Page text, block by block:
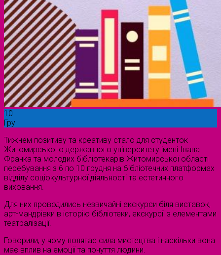
10
Гру
Тижнем позитиву та креативу стало для студенток
Житомирського державного університету імені Івана
Франка та молодих бібліотекарів Житомирської області
перебування з 6 по 10 грудня на бібліотечних платформах
відділу соціокультурної діяльності та естетичного
виховання.
Для них проводились незвичайні екскурси біля виставок,
арт-мандрівки в історію бібліотеки, екскурсії з елементами
театралізації.
Говорили, у чому полягає сила мистецтва і наскільки вона
має вплив на емоції та почуття людини.